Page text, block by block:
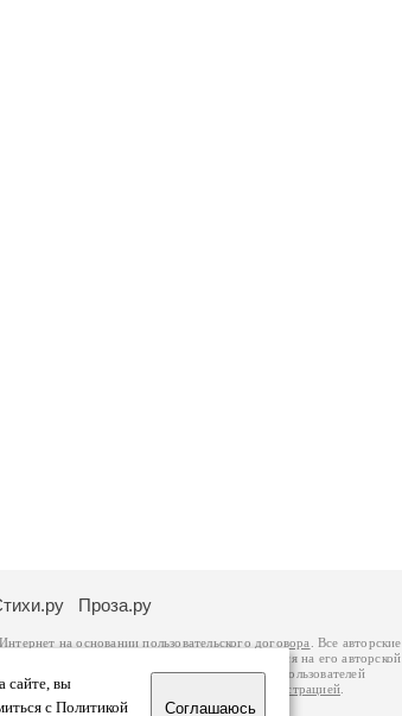
сайте, вы
с Политикой
Соглашаюсь
Проза.ру
на основаниипользовательского договора
. Все авторские
его автора, к которому вы можете обратиться на его авторской
Российской Федерации. Данные пользователей
информацию о портале связаться с администрацией